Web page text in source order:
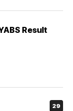
Result
29